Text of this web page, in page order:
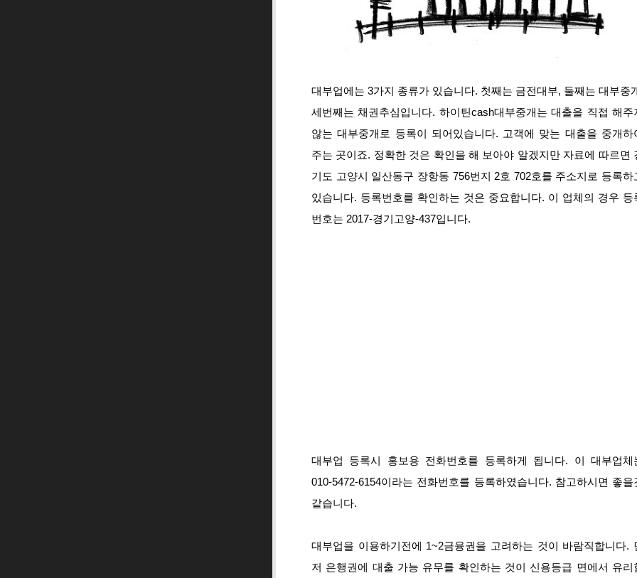
대부업에는 3가지 종류가 있습니다. 첫째는 금전대부, 둘째는 대부중
세번째는 채권추심입니다. 하이틴cash대부중개는 대출을 직접 해주
않는 대부중개로 등록이 되어있습니다. 고객에 맞는 대출을 중개하
주는 곳이죠. 정확한 것은 확인을 해 보아야 알겠지만 자료에 따르면
기도 고양시 일산동구 장항동 756번지 2호 702호를 주소지로 등록하
있습니다. 등록번호를 확인하는 것은 중요합니다. 이 업체의 경우 등
번호는 2017-경기고양-437입니다.
대부업 등록시 홍보용 전화번호를 등록하게 됩니다. 이 대부업체
010-5472-6154이라는 전화번호를 등록하였습니다. 참고하시면 좋을
같습니다.
대부업을 이용하기전에 1~2금융권을 고려하는 것이 바람직합니다.
저 은행권에 대출 가능 유무를 확인하는 것이 신용등급 면에서 유리